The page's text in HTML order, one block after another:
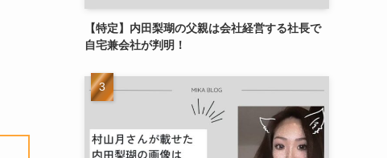
【特定】内田梨瑚の父親は会社経営する社長で
自宅兼会社が判明！